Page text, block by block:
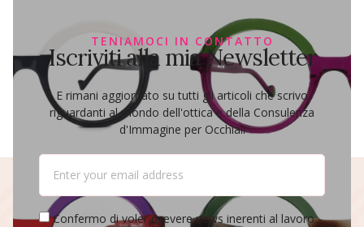
TENIAMOCI IN CONTATTO
Iscriviti alla mia Newsletter
E rimani aggiornato su tutti gli articoli che scrivo
riguardanti al mondo dell'ottica e della Consulenza
d'Immagine per Occhiali
Confermo di voler ricevere news inerenti al lavoro